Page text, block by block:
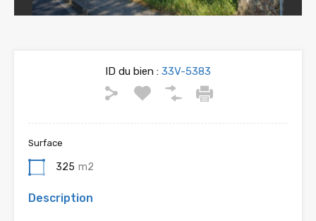
ID du bien : 33V-5383
Surface
325 m2
Description